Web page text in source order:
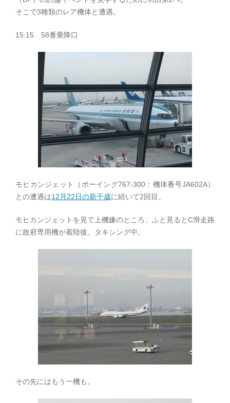
そこで3種類のレア機体と遭遇。
15:15 58番乗降口
モヒカンジェット（ボーイング767-300：機体番号JA602A）
との遭遇は12月22日の新千歳に続いて2回目。
モヒカンジェットを見て上機嫌のところ、ふと見るとC滑走路
に政府専用機が着陸後、タキシング中。
その先にはもう一機も。